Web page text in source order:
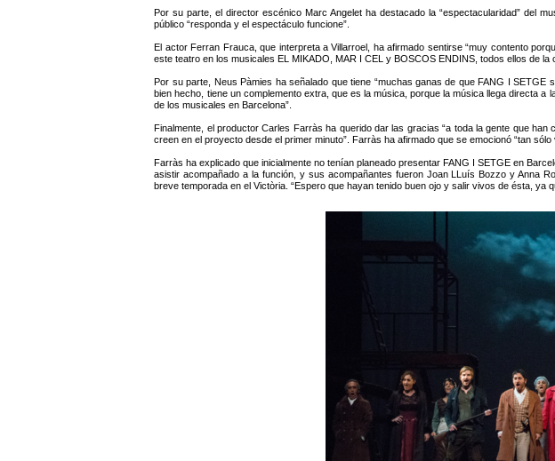
Por su parte, el director escénico Marc Angelet ha destacado la “espectacularidad” del
público “responda y el espectáculo funcione”.
El actor Ferran Frauca, que interpreta a Villarroel, ha afirmado sentirse “muy contento
este teatro en los musicales EL MIKADO, MAR I CEL y BOSCOS ENDINS, todos ellos de la
Por su parte, Neus Pàmies ha señalado que tiene “muchas ganas de que FANG I
bien hecho, tiene un complemento extra, que es la música, porque la música llega directa
de los musicales en Barcelona”.
Finalmente, el productor Carles Farràs ha querido dar las gracias “a toda la gente que
creen en el proyecto desde el primer minuto”. Farràs ha afirmado que se emocionó “tan
Farràs ha explicado que inicialmente no tenían planeado presentar FANG I SETGE en
asistir acompañado a la función, y sus acompañantes fueron Joan LLuís Bozzo y Anna
breve temporada en el Victòria. “Espero que hayan tenido buen ojo y salir vivos de ésta, ya